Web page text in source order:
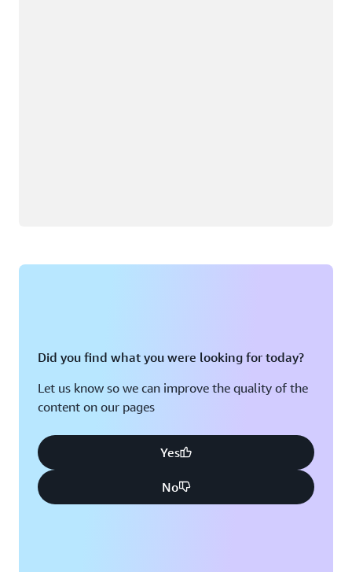
Did you find what you were looking for today?
Let us know so we can improve the quality of the
content on our pages
Yes
No